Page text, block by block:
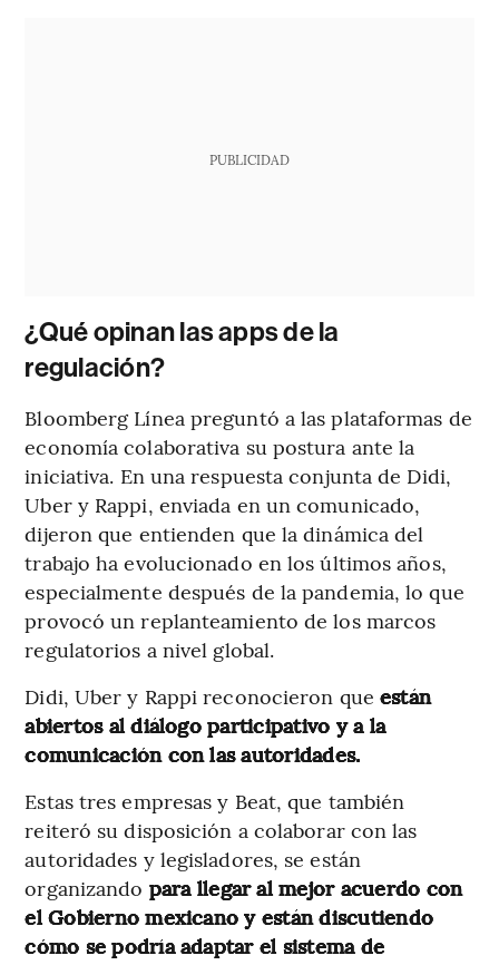
PUBLICIDAD
¿Qué opinan las apps de la
regulación?
Bloomberg Línea preguntó a las plataformas de
economía colaborativa su postura ante la
iniciativa. En una respuesta conjunta de Didi,
Uber y Rappi, enviada en un comunicado,
dijeron que entienden que la dinámica del
trabajo ha evolucionado en los últimos años,
especialmente después de la pandemia, lo que
provocó un replanteamiento de los marcos
regulatorios a nivel global.
Didi, Uber y Rappi reconocieron que están
abiertos al diálogo participativo y a la
comunicación con las autoridades.
Estas tres empresas y Beat, que también
reiteró su disposición a colaborar con las
autoridades y legisladores, se están
organizando para llegar al mejor acuerdo con
el Gobierno mexicano y están discutiendo
cómo se podría adaptar el sistema de